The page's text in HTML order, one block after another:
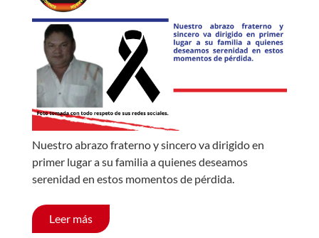
Nuestro abrazo fraterno y sincero va dirigido en
primer lugar a su familia a quienes deseamos
serenidad en estos momentos de pérdida.
Leer más